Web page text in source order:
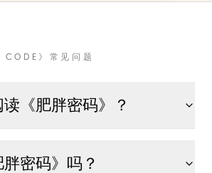
》常见问题
《肥胖密码》？
密码》吗？